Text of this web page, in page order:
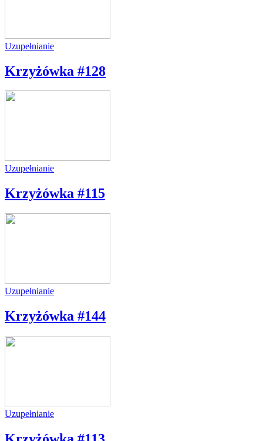
Uzupełnianie
Krzyżówka #128
Uzupełnianie
Krzyżówka #115
Uzupełnianie
Krzyżówka #144
Uzupełnianie